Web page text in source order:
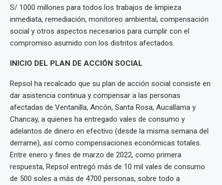
S/ 1000 millones para todos los trabajos de limpieza
inmediata, remediación, monitoreo ambiental, compensación
social y otros aspectos necesarios para cumplir con el
compromiso asumido con los distritos afectados.
INICIO DEL PLAN DE ACCIÓN SOCIAL
Repsol ha recalcado que su plan de acción social consiste en
dar asistencia continua y compensar a las personas
afectadas de Ventanilla, Ancón, Santa Rosa, Aucallama y
Chancay, a quienes ha entregado vales de consumo y
adelantos de dinero en efectivo (desde la misma semana del
derrame), así como compensaciones económicas totales.
Entre enero y fines de marzo de 2022, como primera
respuesta, Repsol entregó más de 10 mil vales de consumo
de 500 soles a más de 4700 personas, sobre todo a